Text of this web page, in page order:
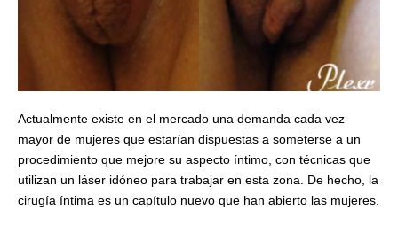
Actualmente existe en el mercado una demanda cada vez
mayor de mujeres que estarían dispuestas a someterse a un
procedimiento que mejore su aspecto íntimo, con técnicas que
utilizan un láser idóneo para trabajar en esta zona. De hecho, la
cirugía íntima es un capítulo nuevo que han abierto las mujeres.